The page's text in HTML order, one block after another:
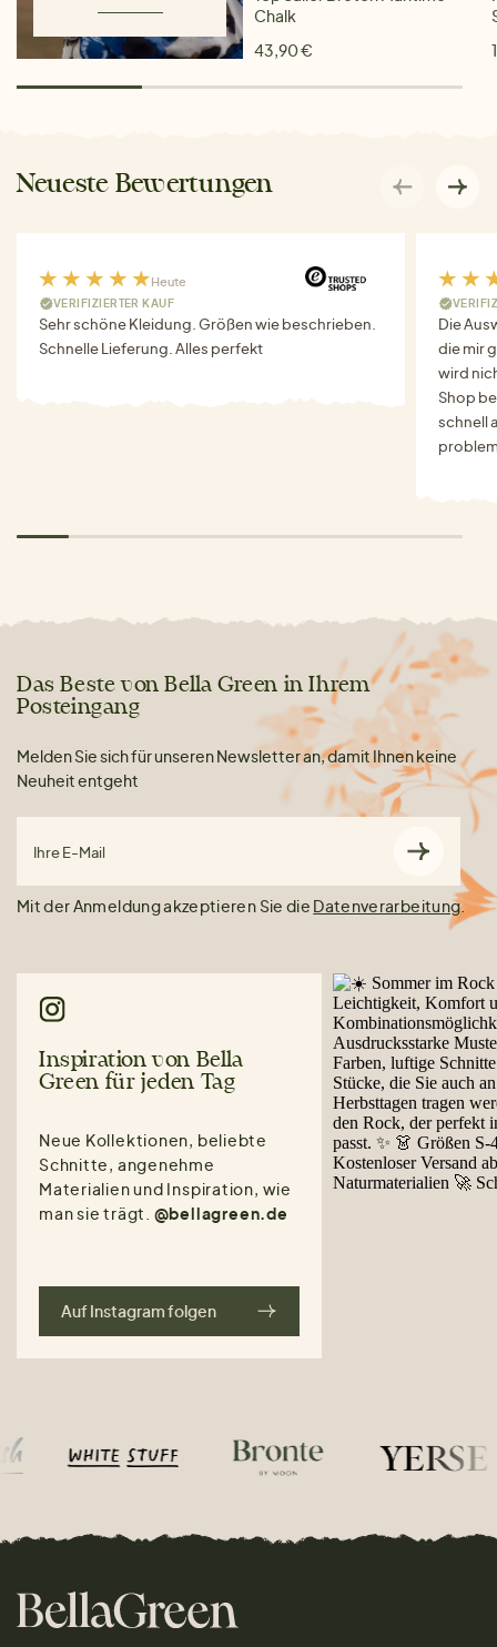
Chalk
43,90 €
Neueste Bewertungen
Heute
VERIFIZIERTER KAUF
Sehr schöne Kleidung. Größen wie beschrieben.
Schnelle Lieferung. Alles perfekt
Die
die mir
wird
Shop
schnell
Das Beste von Bella Green in Ihrem
Posteingang
Melden Sie sich für unseren Newsletter an, damit Ihnen keine
Neuheit entgeht
Ihre E-Mail
Mit der Anmeldung akzeptieren Sie die Datenverarbeitung.
Inspiration von Bella
Green für jeden Tag
Neue Kollektionen, beliebte
Schnitte, angenehme
Materialien und Inspiration, wie
man sie trägt. @bellagreen.de
Auf Instagram folgen